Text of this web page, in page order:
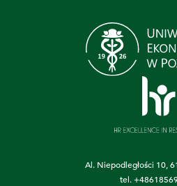
Al. Niepodległości 10,
tel.